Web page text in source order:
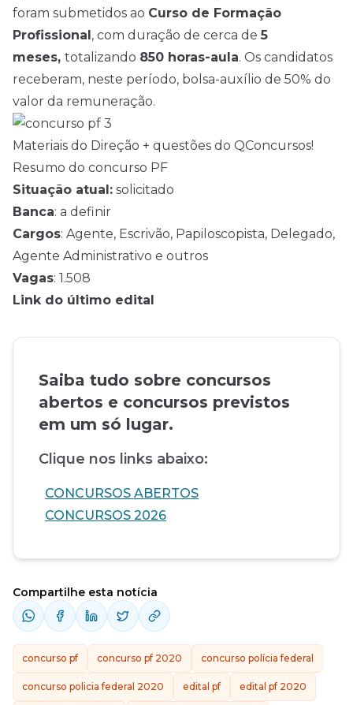
foram submetidos ao Curso de Formação
Profissional, com duração de cerca de 5
meses, totalizando 850 horas-aula. Os candidatos
receberam, neste período, bolsa-auxílio de 50% do
valor da remuneração.
Materiais do Direção + questões do QConcursos!
Resumo do concurso PF
Situação atual: solicitado
Banca: a definir
Cargos: Agente, Escrivão, Papiloscopista, Delegado,
Agente Administrativo e outros
Vagas: 1.508
Link do último edital
Saiba tudo sobre concursos
abertos e concursos previstos
em um só lugar.
Clique nos links abaixo:
CONCURSOS ABERTOS
CONCURSOS 2026
Compartilhe esta notícia
concurso pf concurso pf 2020 concurso polícia federal
concurso policia federal 2020 edital pf edital pf 2020